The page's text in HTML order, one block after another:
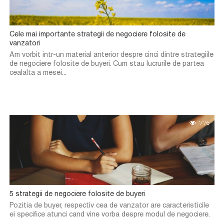
Cele mai importante strategii de negociere folosite de
vanzatori
Am vorbit intr-un material anterior despre cinci dintre strategiile
de negociere folosite de buyeri. Cum stau lucrurile de partea
cealalta a mesei...
776
5 strategii de negociere folosite de buyeri
Pozitia de buyer, respectiv cea de vanzator are caracteristicile
ei specifice atunci cand vine vorba despre modul de negociere.